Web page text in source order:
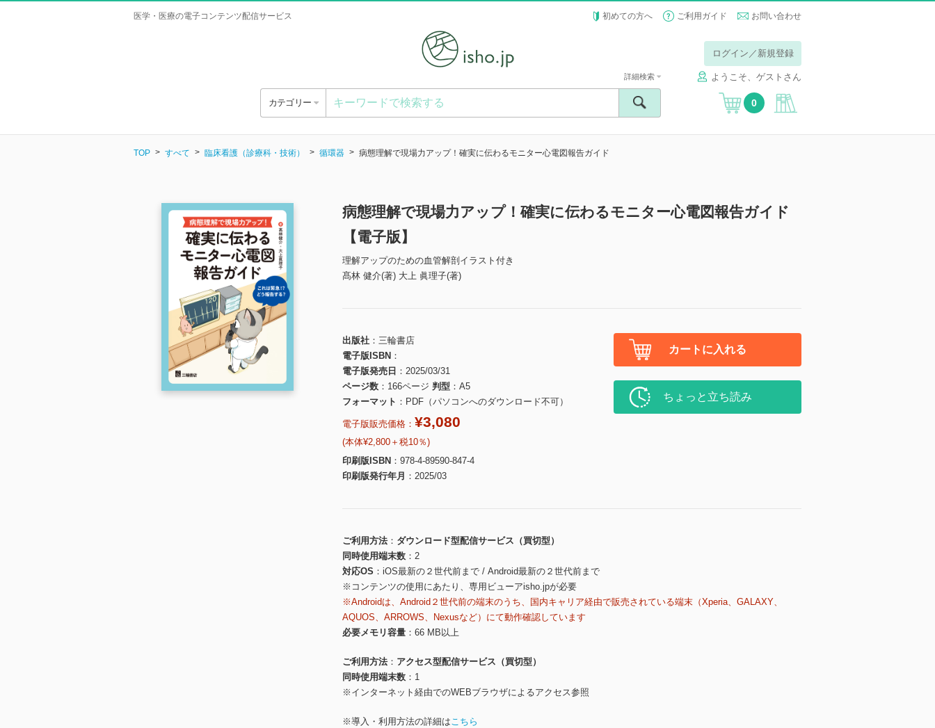
医学・医療の電子コンテンツ配信サービス 初めての方へ ご利用ガイド お問い合わせ
ログイン／新規登録
ようこそ、ゲストさん
カテゴリー
詳細検索
0
TOP すべて 臨床看護（診療科・技術） 循環器 病態理解で現場力アップ！確実に伝わるモニター心電図報告ガイド
病態理解で現場力アップ！確実に伝わるモニター心電図報告ガイド
【電子版】
理解アップのための血管解剖イラスト付き
髙林 健介(著) 大上 眞理子(著)
出版社
三輪書店
電子版ISBN
電子版発売日
2025/03/31
ページ数
166ページ 判型
A5
フォーマット
PDF（パソコンへのダウンロード不可）
電子版販売価格： ¥3,080
(本体¥2,800＋税10％)
印刷版ISBN
978-4-89590-847-4
印刷版発行年月
2025/03
カートに入れる
ちょっと立ち読み
ご利用方法
ダウンロード型配信サービス（買切型）
同時使用端末数
2
対応OS
iOS最新の２世代前まで / Android最新の２世代前まで
※コンテンツの使用にあたり、専用ビューアisho.jpが必要
※Androidは、Android２世代前の端末のうち、国内キャリア経由で販売されている端末（Xperia、GALAXY、
AQUOS、ARROWS、Nexusなど）にて動作確認しています
必要メモリ容量
66 MB以上
ご利用方法
アクセス型配信サービス（買切型）
同時使用端末数
1
※インターネット経由でのWEBブラウザによるアクセス参照
※導入・利用方法の詳細はこちら